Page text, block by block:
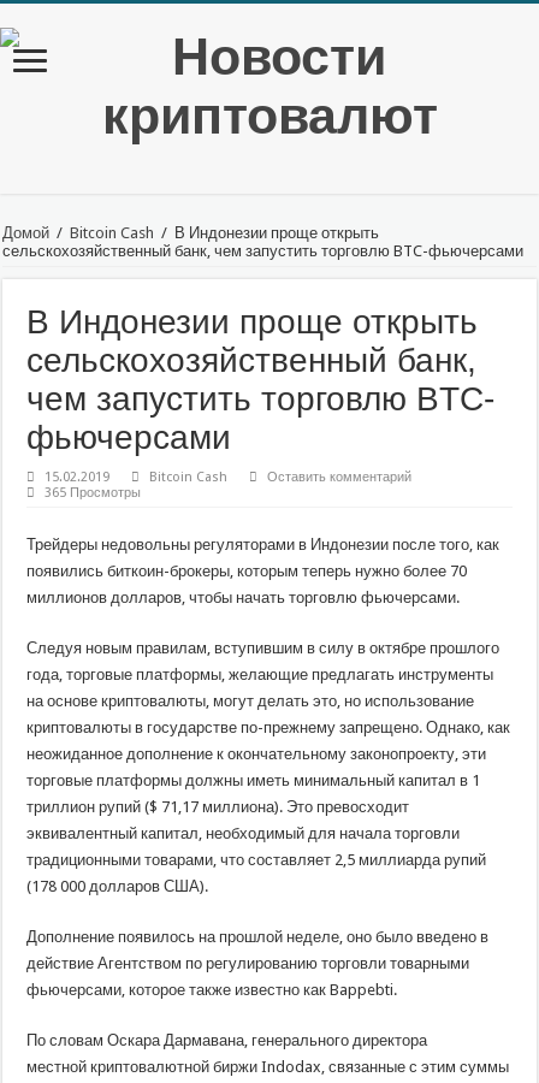
Домой / Bitcoin Cash / В Индонезии проще открыть
сельскохозяйственный банк, чем запустить торговлю BTC-фьючерсами
В Индонезии проще открыть
сельскохозяйственный банк,
чем запустить торговлю BTC-
фьючерсами
15.02.2019 Bitcoin Cash
Оставить комментарий
365 Просмотры
Трейдеры недовольны регуляторами в Индонезии после того, как
появились биткоин-брокеры, которым теперь нужно более 70
миллионов долларов, чтобы начать торговлю фьючерсами.
Следуя новым правилам, вступившим в силу в октябре прошлого
года, торговые платформы, желающие предлагать инструменты
на основе криптовалюты, могут делать это, но использование
криптовалюты в государстве по-прежнему запрещено. Однако, как
неожиданное дополнение к окончательному законопроекту, эти
торговые платформы должны иметь минимальный капитал в 1
триллион рупий ($ 71,17 миллиона). Это превосходит
эквивалентный капитал, необходимый для начала торговли
традиционными товарами, что составляет 2,5 миллиарда рупий
(178 000 долларов США).
Дополнение появилось на прошлой неделе, оно было введено в
действие Агентством по регулированию торговли товарными
фьючерсами, которое также известно как Bappebti.
По словам Оскара Дармавана, генерального директора
местной криптовалютной биржи Indodax, связанные с этим суммы